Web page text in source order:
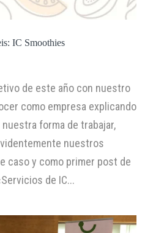
IC Smoothies
de este año con nuestro
como empresa explicando
forma de trabajar,
nuestros
caso y como primer post de
de IC...